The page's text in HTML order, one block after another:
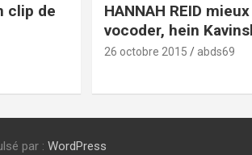
clip de
HANNAH REID mieux
vocoder, hein
26 octobre 2015 abds69
par : WordPress